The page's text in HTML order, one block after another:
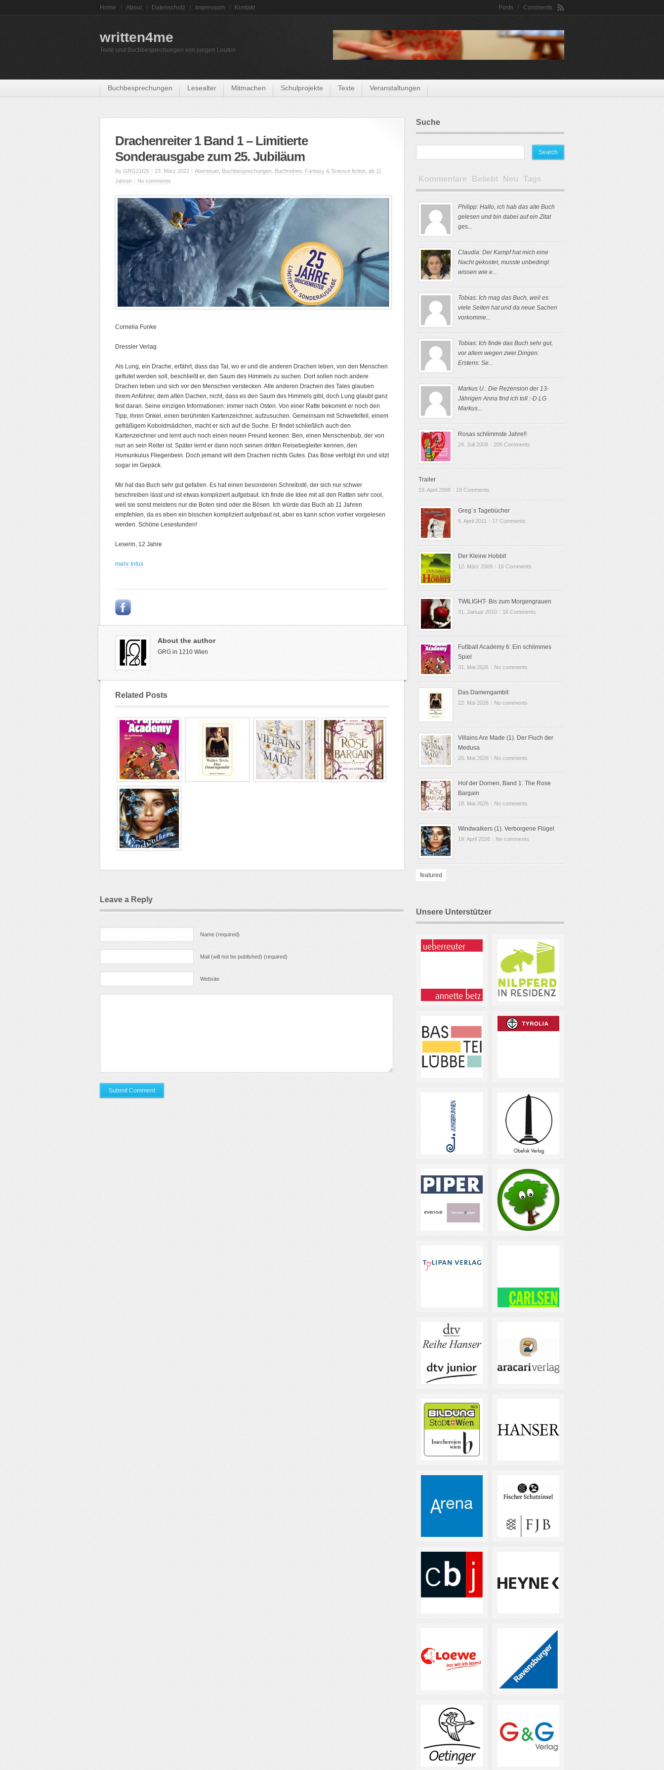
Home About Datenschutz Impressum Kontakt Comments
Posts
written4me
Texte und Buchbesprechungen von jungen Leuten
Buchbesprechungen Lesealter Mitmachen Schulprojekte Texte Veranstaltungen
Drachenreiter 1 Band 1 – Limitierte
Sonderausgabe zum 25. Jubiläum
By GRG21f26 | 23. März 2022 | Abenteuer, Buchbesprechungen Buchreihen Fantasy & Science fiction ab 11
Jahren | No comments
Cornelia Funke
Dressler Verlag
Als Lung, ein Drache, erfährt, dass das Tal, wo er und die anderen Drachen leben, von den Menschen
geflutet werden soll, beschließt er, den Saum des Himmels zu suchen. Dort sollen noch andere
Drachen leben und sich vor den Menschen verstecken. Alle anderen Drachen des Tales glauben
ihrem Anführer, dem alten Dachen, nicht, dass es den Saum des Himmels gibt, doch Lung glaubt ganz
fest daran. Seine einzigen Informationen: immer nach Osten. Von einer Ratte bekommt er noch den
Tipp, ihren Onkel, einen berühmten Kartenzeichner, aufzusuchen. Gemeinsam mit Schwefelfell, einem
gefräßigem Koboldmädchen, macht er sich auf die Suche. Er findet schließlich auch den
Kartenzeichner und lernt auch noch einen neuen Freund kennen: Ben, einen Menschenbub, der von
nun an sein Reiter ist. Später lernt er dann noch seinen dritten Reisebegleiter kennen, den
Homunkulus Fliegenbein. Doch jemand will dem Drachen nichts Gutes. Das Böse verfolgt ihn und sitzt
sogar im Gepäck.
Mir hat das Buch sehr gut gefallen. Es hat einen besonderen Schreibstil, der sich nur schwer
beschreiben lässt und ist etwas kompliziert aufgebaut. Ich finde die Idee mit all den Ratten sehr cool,
weil sie sonst meistens nur die Boten sind oder die Bösen. Ich würde das Buch ab 11 Jahren
empfehlen, da es eben ein bisschen kompliziert aufgebaut ist, aber es kann schon vorher vorgelesen
werden. Schöne Lesestunden!
Leserin, 12 Jahre
mehr Infos
About the author
GRG in 1210 Wien
Related Posts
Leave a Reply
Name (required)
Mail (will not be published) (required)
Website
Suche
Kommentare Beliebt Neu Tags
Philipp: Hallo, ich hab das alte Buch
gelesen und bin dabei auf ein Zitat
ges...
Claudia: Der Kampf hat mich eine
Nacht gekostet, musste unbedingt
wissen wie e...
Tobias: Ich mag das Buch, weil es
viele Seiten hat und da neue Sachen
vorkomme...
Tobias: Ich finde das Buch sehr gut,
vor allem wegen zwei Dingen:
Erstens: Se...
Markus U.: Die Rezension der 13-
Jährigen Anna find ich toll :-D LG
Markus...
Rosas schlimmste Jahre!!
24. Juli 2008 I 205 Comments
Trailer
19. April 2008 I 19 Comments
Greg´s Tagebücher
8. April 2011 I 17 Comments
Der Kleine Hobbit
12. März 2009 I 16 Comments
TWILIGHT- Bis zum Morgengrauen
31. Januar 2010 I 16 Comments
Fußball Academy 6: Ein schlimmes
Spiel
31. Mai 2026 | No comments
Das Damengambit
22. Mai 2026 No comments
Villains Are Made (1). Der Fluch der
Medusa
20. Mai 2026 | No comments
Hof der Dornen, Band 1: The Rose
Bargain
18. Mai 2026 | No comments
Windwalkers (1). Verborgene Flügel
19. April 2026 | No comments
featured
Unsere Unterstützer